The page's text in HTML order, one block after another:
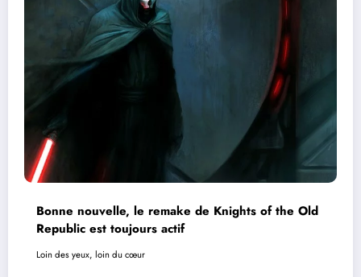
Bonne nouvelle, le remake de Knights of the Old
Republic est toujours actif
Loin des yeux, loin du cœur